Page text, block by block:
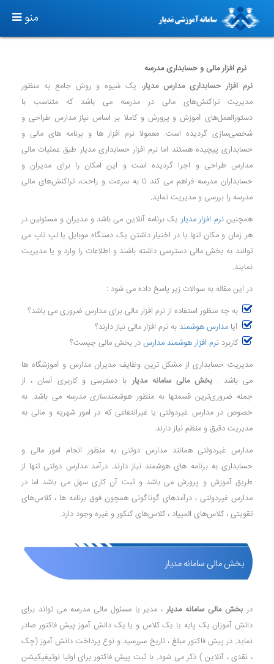
T
O
L
E
N
A
V
I
G
I
O
N
منو
نرم افزار مالی و حسابداری مدرسه
نرم افزار حسابداری مدارس مدیار، یک شیوه و روش جامع به منظور
مدیریت تراکنش‌های مالی در مدرسه می باشد که متناسب با
دستورالعمل‌های آموزش و پرورش و کاملا بر اساس نیاز مدارس طراحی و
شخصی‌سازی گردیده است. معمولا نرم افزار ها و برنامه های مالی و
حسابداری پیچیده هستند اما نرم افزار حسابداری مدیار طبق عملیات مالی
مدارس طراحی و اجرا گردیده است و این امکان را برای مدیران و
حسابداران مدرسه فراهم می کند تا به سرعت و راحت، تراکنش‌های مالی
مدرسه را بررسی و مدیریت نماید.
همچنیننرم افزار مدیار یک برنامه آنلاین می باشد و مدیران و مسئولین در
هر زمان و مکان تنها با در اختیار داشتن یک دستگاه موبایل یا لپ تاپ می
توانند به بخش مالی دسترسی داشته باشند و اطلاعات را وارد و یا مدیریت
نمایند.
در این مقاله به سوالات زیر پاسخ داده می شود :
به چه منظور استفاده از نرم افزار مالی برای مدارس ضروری می باشد؟
آیا مدارس هوشمند به نرم افزار مالی نیاز دارند؟
کاربرد نرم افزار هوشمند مدارس در بخش مالی چیست؟
مدیریت حسابداری از مشکل ترین وظایف مدیران مدارس و آموزشگاه ها
می باشد . بخش مالی سامانه مدیاربا دسترسی و کاربری آسان ، از
جمله ضروری‌ترین قسمتها به منظورهوشمندسازی مدرسه می باشد. به
خصوص در مدارس غیردولتی یا غیرانتفاعی که در امور شهریه و مالی به
مدیریت دقیق و منظم نیاز دارند.
مدارس غیردولتی همانند مدارس دولتی به منظور انجام امور مالی و
حسابداری به برنامه های هوشمند نیاز دارند. درآمد مدارس دولتی تنها از
طریق آموزش‌ و پرورش می باشد و ثبت آن کاری سهل می باشد اما در
مدارس غیردولتی ، درآمدهای گوناگونی همچون فوق برنامه ها ، کلاس‌های
تقویتی ، کلاس‌های المپیاد ، کلاس‌های کنکور و غیره وجود دارد.
بخش مالی سامانه مدیار
در بخش مالی سامانه مدیار، مدیر یا مسئول مالی مدرسه می تواند برای
دانش آموزان یک پایه یا یک کلاس و یا یک دانش آموز پیش فاکتور صادر
نماید. در پیش فاکتور مبلغ ، تاریخ سررسید و نوع پرداخت دانش آموز (چک
، نقدی ، آنلاین ) ذکر می شود. با ثبت پیش فاکتور برای اولیا نوتیفیکیشن